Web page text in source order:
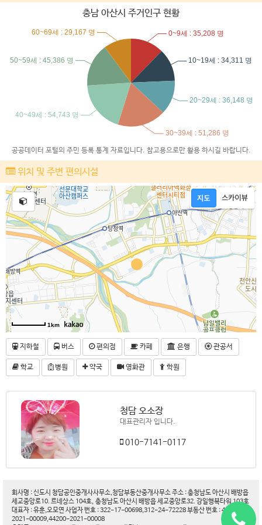
충남 아산시 주거인구 현황
공공데이터 포털의 주민 등록 통계 자료입니다. 참고용으로만 활용 하시길 바랍니다.
위치 및 주변 편의시설
1km
지하철 버스 편의점 카페 은행 관공서
학교 병원 약국 영화관 학원
청담 오소장
대표관리자 입니다.
010-7141-0117
회사명 : 신도시 청담공인중개사사무소,청담부동산중개사무소 주소 : 충청남도 아산시 배방읍
세교중앙로10. 르네상스 104호, 충청남도 아산시 배방읍 세교중앙로32. 강일행복타워 103호
대표자 : 유훈,오모연 사업자 번호 : 322-17-00698,312-24-72228 부동산 번호 : 44200-
2021-00009,44200-2021-00008